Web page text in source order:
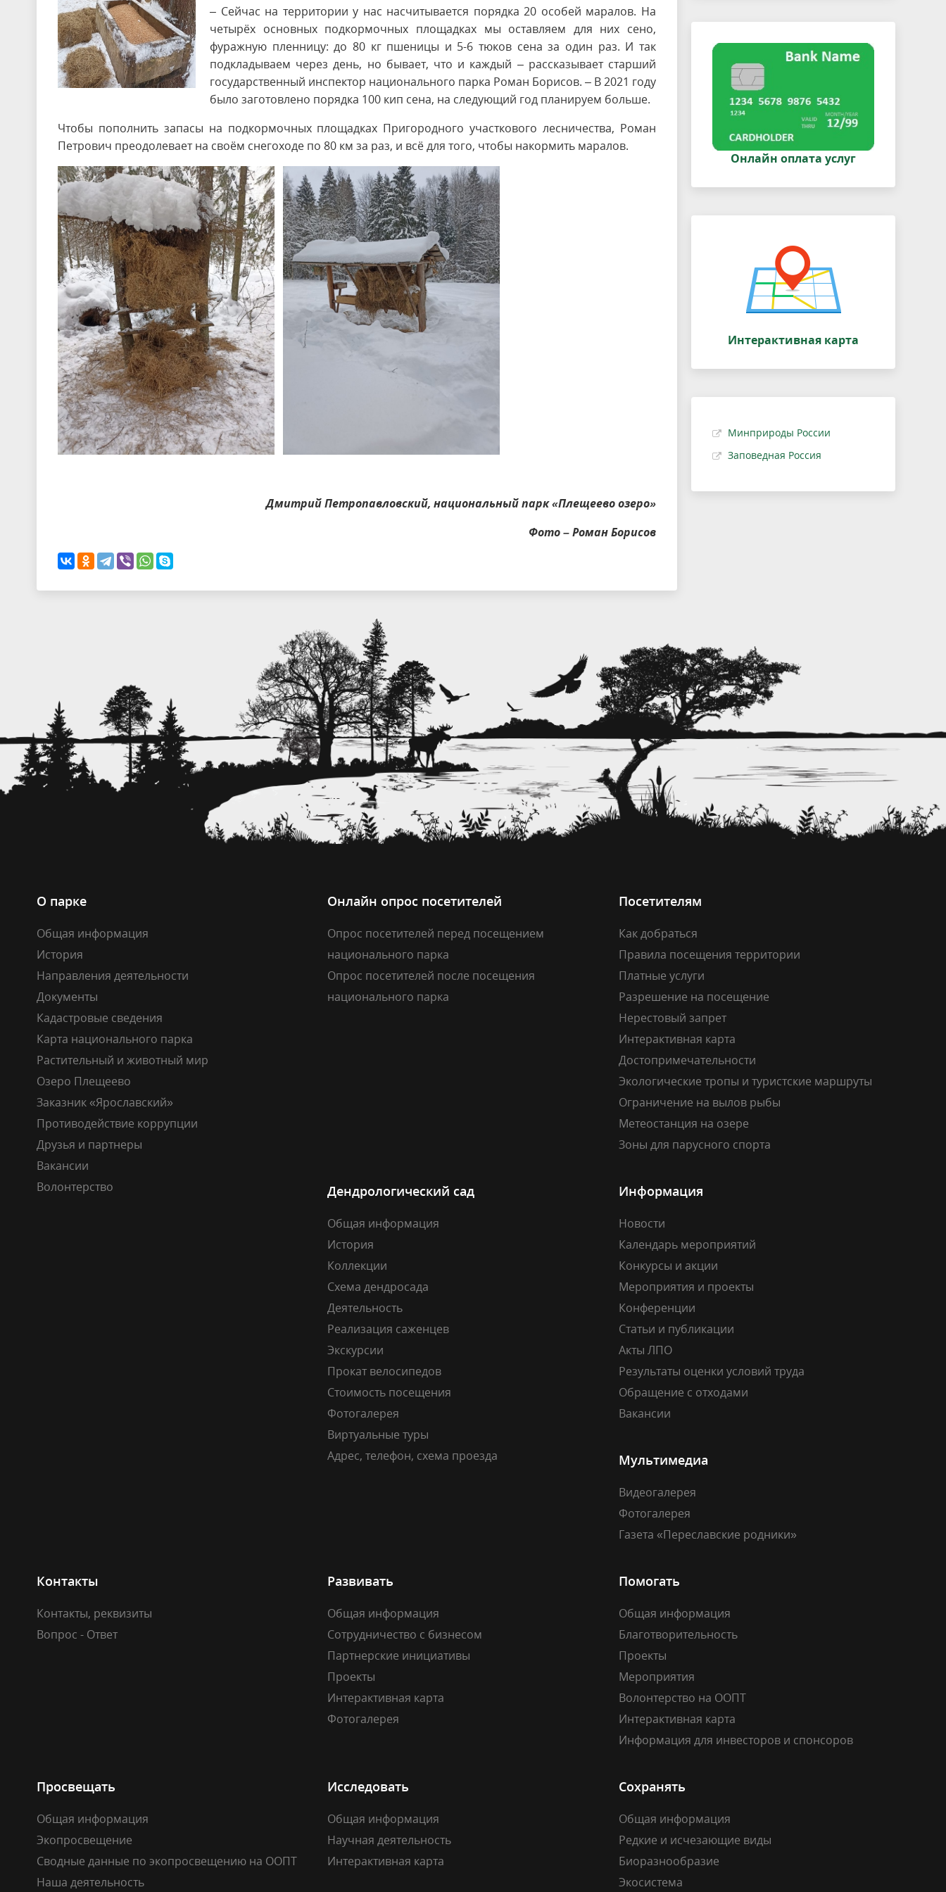
– Сейчас на территории у нас насчитывается порядка 20 особей маралов. На
четырёх основных подкормочных площадках мы оставляем для них сено,
фуражную пленницу: до 80 кг пшеницы и 5-6 тюков сена за один раз. И так
подкладываем через день, но бывает, что и каждый – рассказывает старший
государственный инспектор национального парка Роман Борисов. – В 2021 году
было заготовлено порядка 100 кип сена, на следующий год планируем больше.
Чтобы пополнить запасы на подкормочных площадках Пригородного участкового лесничества, Роман
Петрович преодолевает на своём снегоходе по 80 км за раз, и всё для того, чтобы накормить маралов.
Дмитрий Петропавловский, национальный парк «Плещеево озеро»
Фото – Роман Борисов
Онлайн оплата услуг
Интерактивная карта
Минприроды России
Заповедная Россия
О парке
Общая информация
История
Направления деятельности
Документы
Кадастровые сведения
Карта национального парка
Растительный и животный мир
Озеро Плещеево
Заказник «Ярославский»
Противодействие коррупции
Друзья и партнеры
Вакансии
Волонтерство
Онлайн опрос посетителей
Опрос посетителей перед посещением
национального парка
Опрос посетителей после посещения
национального парка
Посетителям
Как добраться
Правила посещения территории
Платные услуги
Разрешение на посещение
Нерестовый запрет
Интерактивная карта
Достопримечательности
Экологические тропы и туристские маршруты
Ограничение на вылов рыбы
Метеостанция на озере
Зоны для парусного спорта
Дендрологический сад
Общая информация
История
Коллекции
Схема дендросада
Деятельность
Реализация саженцев
Экскурсии
Прокат велосипедов
Стоимость посещения
Фотогалерея
Виртуальные туры
Адрес, телефон, схема проезда
Информация
Новости
Календарь мероприятий
Конкурсы и акции
Мероприятия и проекты
Конференции
Статьи и публикации
Акты ЛПО
Результаты оценки условий труда
Обращение с отходами
Вакансии
Мультимедиа
Видеогалерея
Фотогалерея
Газета «Переславские родники»
Контакты
Контакты, реквизиты
Вопрос - Ответ
Развивать
Общая информация
Сотрудничество с бизнесом
Партнерские инициативы
Проекты
Интерактивная карта
Фотогалерея
Помогать
Общая информация
Благотворительность
Проекты
Мероприятия
Волонтерство на ООПТ
Интерактивная карта
Информация для инвесторов и спонсоров
Просвещать
Общая информация
Экопросвещение
Сводные данные по экопросвещению на ООПТ
Наша деятельность
Исследовать
Общая информация
Научная деятельность
Интерактивная карта
Сохранять
Общая информация
Редкие и исчезающие виды
Биоразнообразие
Экосистема